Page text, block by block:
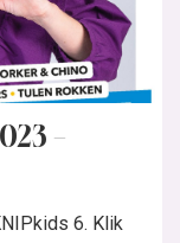
–
6. Klik